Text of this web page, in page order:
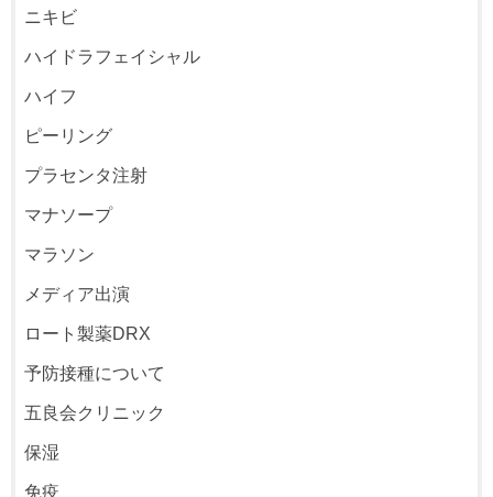
ニキビ
ハイドラフェイシャル
ハイフ
ピーリング
プラセンタ注射
マナソープ
マラソン
メディア出演
ロート製薬DRX
予防接種について
五良会クリニック
保湿
免疫